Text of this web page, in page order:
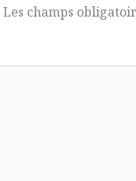
Les champs